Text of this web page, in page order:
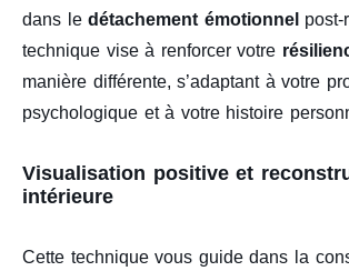
dans ledétachement émotionnel post-
technique vise à renforcer votre
manière différente, s’adaptant à votre
psychologique et à votre histoire
Visualisation positive et
intérieure
Cette technique vous guide dans la